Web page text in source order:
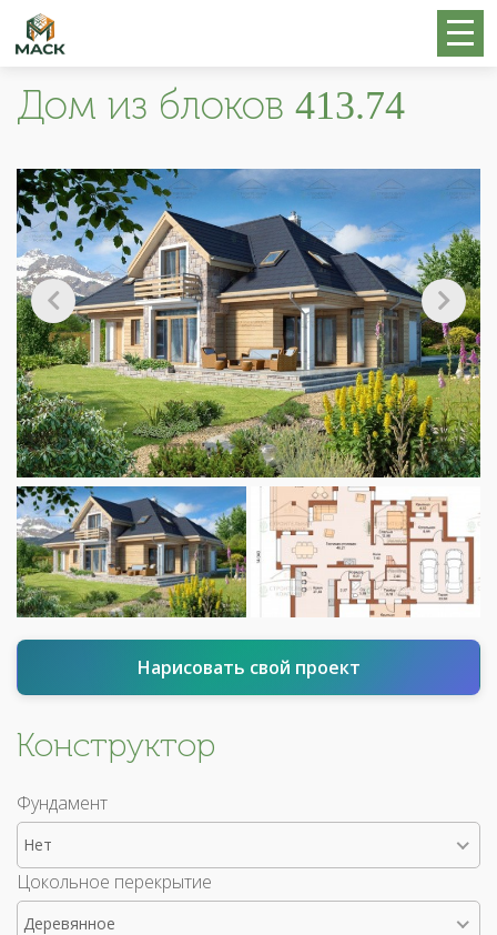
Дом из блоков 413.74
Нарисовать свой проект
Конструктор
Фундамент
Нет
Цокольное перекрытие
Деревянное